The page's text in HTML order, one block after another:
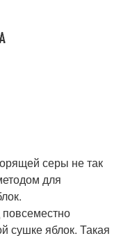
серы не так
для
повсеместно
сушке яблок. Такая